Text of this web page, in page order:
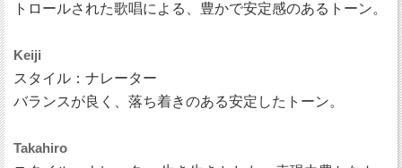
トロールされた歌唱による、豊かで安定感のあるトーン。
Keiji
スタイル：ナレーター
バランスが良く、落ち着きのある安定したトーン。
Takahiro